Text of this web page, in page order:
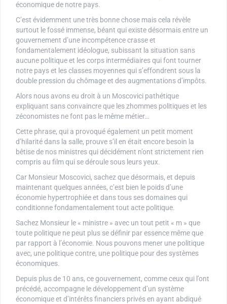
économique de notre pays.
C’est évidemment une très bonne chose mais cela révèle
surtout le fossé immense, béant qui existe désormais entre un
gouvernement d’une incompétence crasse et
fondamentalement idéologue, subissant la situation sans
aucune politique et les corps intermédiaires qui font tourner
notre pays et les classes moyennes qui s’effondrent sous la
double pression du chômage et des augmentations d’impôts.
Alors nous avons eu droit à un Moscovici pathétique
expliquant sans convaincre que les zhommes politiques et les
zéconomistes ne font pas le même métier…
Cette phrase, qui a provoqué également un petit moment
d’hilarité dans la salle, prouve s’il en était encore besoin la
bêtise de nos ministres qui décidément n’ont strictement rien
compris au film qui se déroule sous leurs yeux.
Car Monsieur Moscovici, sachez que désormais, et depuis
maintenant quelques années, c’est bien le poids d’une
économie hypertrophiée et dans tous ses domaines qui
conditionne fondamentalement tout acte politique.
Sachez Monsieur le « ministre » avec un tout petit « m » que
toute politique ne peut plus se définir par essence même que
par rapport à l’économie. Nous pouvons mener une politique
avec, une politique contre, une politique pour des systèmes
économiques.
Depuis plus de 10 ans, ce gouvernement, comme ceux qui l’ont
précédé, accompagne le développement d’un système
économique et d’intérêts financiers privés en ayant abdiqué